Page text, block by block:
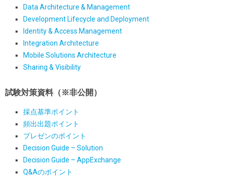
Data Architecture & Management
Development Lifecycle and Deployment
Identity & Access Management
Integration Architecture
Mobile Solutions Architecture
Sharing & Visibility
試験対策資料（※非公開）
採点基準ポイント
頻出出題ポイント
プレゼンのポイント
Decision Guide – Solution
Decision Guide – AppExchange
Q&Aのポイント